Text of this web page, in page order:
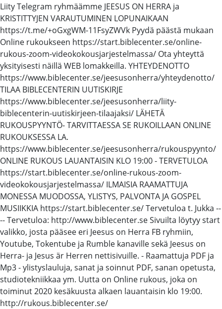
Liity Telegram ryhmäämme JEESUS ON HERRA ja
KRISTITTYJEN VARAUTUMINEN LOPUNAIKAAN
https://t.me/+oGxgWM-11FsyZWVk Pyydä päästä mukaan
Online rukoukseen https://start.biblecenter.se/online-
rukous-zoom-videokokousjarjestelmassa/ Ota yhteyttä
yksityisesti näillä WEB lomakkeilla. YHTEYDENOTTO
https://www.biblecenter.se/jeesusonherra/yhteydenotto/
TILAA BIBLECENTERIN UUTISKIRJE
https://www.biblecenter.se/jeesusonherra/liity-
biblecenterin-uutiskirjeen-tilaajaksi/ LÄHETÄ
RUKOUSPYYNTÖ- TARVITTAESSA SE RUKOILLAAN ONLINE
RUKOUKSESSA LA.
https://www.biblecenter.se/jeesusonherra/rukouspyynto/
ONLINE RUKOUS LAUANTAISIN KLO 19:00 - TERVETULOA
https://start.biblecenter.se/online-rukous-zoom-
videokokousjarjestelmassa/ ILMAISIA RAAMATTUJA
MONESSA MUODOSSA, YLISTYS, PALVONTA JA GOSPEL
MUSIIKKIA https://start.biblecenter.se/ Tervetuloa t. Jukka --
-- Tervetuloa: http://www.biblecenter.se Sivuilta löytyy start
valikko, josta pääsee eri Jeesus on Herra FB ryhmiin,
Youtube, Tokentube ja Rumble kanaville sekä Jeesus on
Herra- ja Jesus är Herren nettisivuille. - Raamattuja PDF ja
Mp3 - ylistyslauluja, sanat ja soinnut PDF, sanan opetusta,
studiotekniikkaa ym. Uutta on Online rukous, joka on
toiminut 2020 kesäkuusta alkaen lauantaisin klo 19:00.
http://rukous.biblecenter.se/